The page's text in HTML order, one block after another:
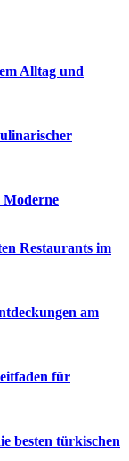
Alltag und
Moderne
Restaurants im
am
für
besten türkischen